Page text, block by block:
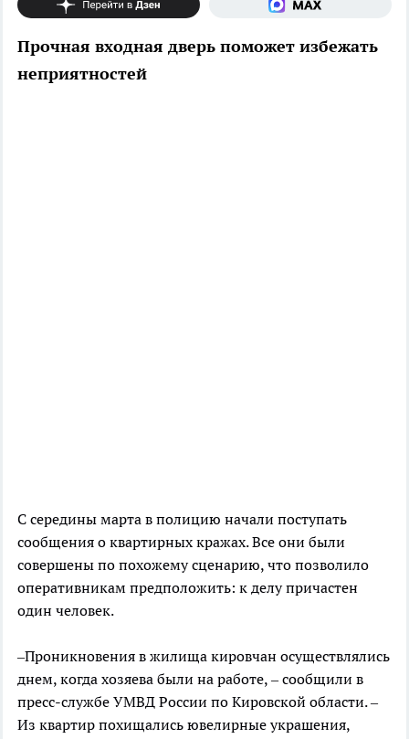
Прочная входная дверь поможет избежать
неприятностей
С середины марта в полицию начали поступать
сообщения о квартирных кражах. Все они были
совершены по похожему сценарию, что позволило
оперативникам предположить: к делу причастен
один человек.
–Проникновения в жилища кировчан осуществлялись
днем, когда хозяева были на работе, – сообщили в
пресс-службе УМВД России по Кировской области. –
Из квартир похищались ювелирные украшения,